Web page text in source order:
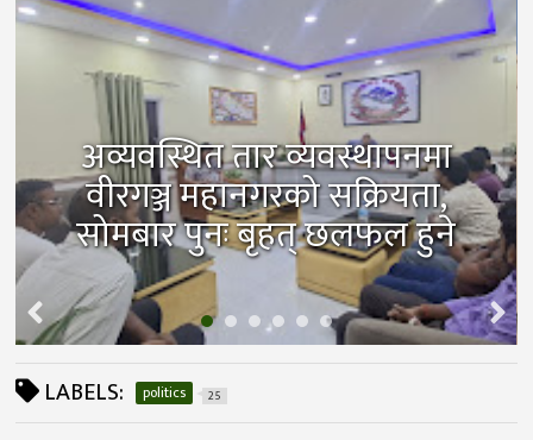
अव्यवस्थित तार व्यवस्थापनमा
वीरगञ्ज महानगरको सक्रियता,
सोमबार पुनः बृहत् छलफल हुने
LABELS: politics 25